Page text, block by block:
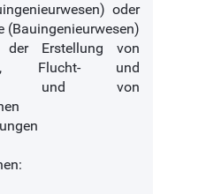
oder
(Bauingenieurwesen)
Erstellung von
Flucht- und
und von